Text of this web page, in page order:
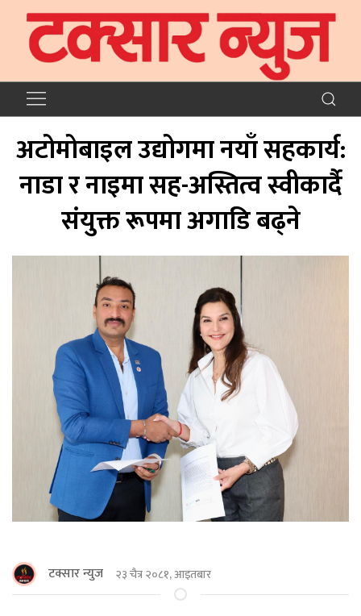
अटोमोबाइल उद्योगमा नयाँ सहकार्य:
नाडा र नाइमा सह-अस्तित्व स्वीकार्दै
संयुक्त रूपमा अगाडि बढ्ने
टक्सार न्युज २३ चैत्र २०८१, आइतबार